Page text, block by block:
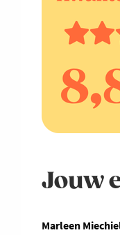
Jouw
Marleen